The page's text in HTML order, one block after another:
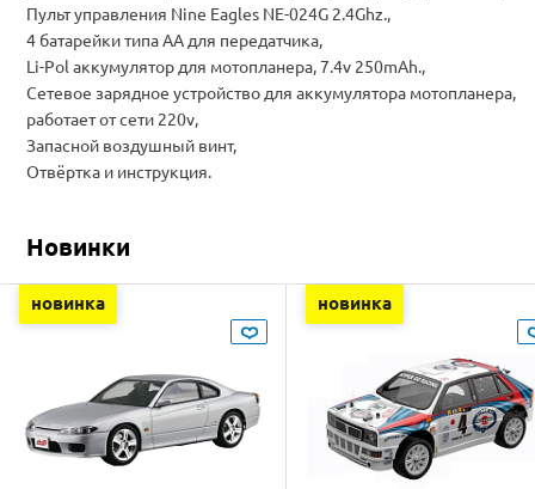
Пульт управления Nine Eagles NE-024G 2.4Ghz.,
4 батарейки типа АА для передатчика,
Li-Pol аккумулятор для мотопланера, 7.4v 250mAh.,
Сетевое зарядное устройство для аккумулятора мотопланера,
работает от сети 220v,
Запасной воздушный винт,
Отвёртка и инструкция.
Новинки
новинка новинка